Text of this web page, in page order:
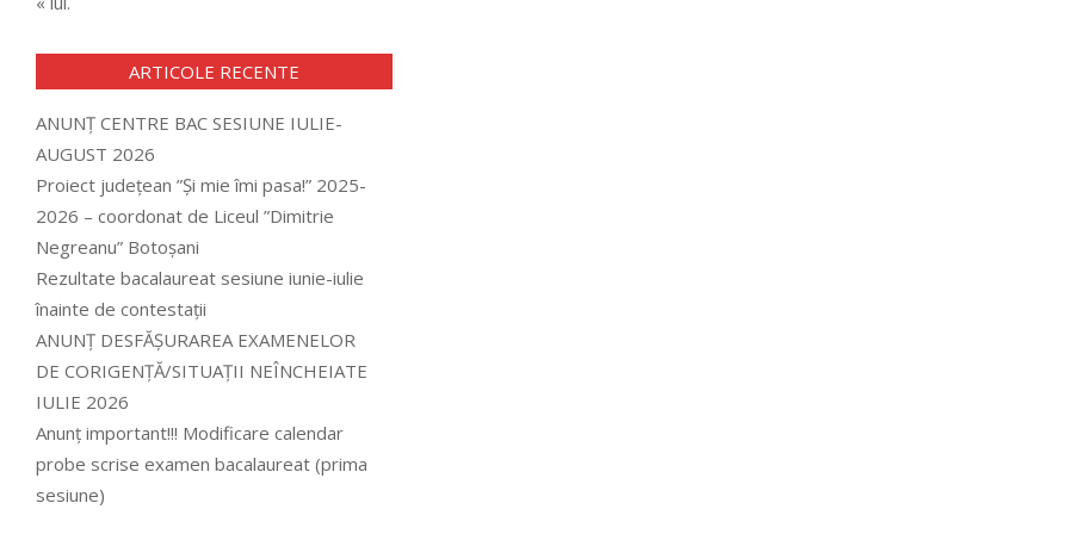
ARTICOLE RECENTE
ANUNȚ CENTRE BAC SESIUNE IULIE-
AUGUST 2026
Proiect județean ”Și mie îmi pasa!” 2025-
2026 – coordonat de Liceul ”Dimitrie
Negreanu” Botoșani
Rezultate bacalaureat sesiune iunie-iulie
înainte de contestații
ANUNȚ DESFĂȘURAREA EXAMENELOR
DE CORIGENȚĂ/SITUAȚII NEÎNCHEIATE
IULIE 2026
Anunț important!!! Modificare calendar
probe scrise examen bacalaureat (prima
sesiune)